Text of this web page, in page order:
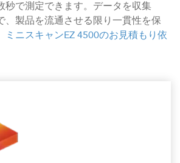
秒で測定できます。データを収集
、製品を流通させる限り一貫性を保
ミニスキャンEZ 4500のお見積もり依